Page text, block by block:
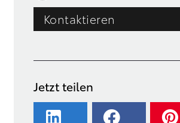
Kontaktieren
Jetzt teilen